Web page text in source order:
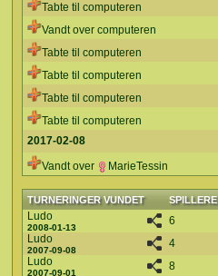
Tabte til computeren
Vandt over computeren
Tabte til computeren
Tabte til computeren
Tabte til computeren
Tabte til computeren
2017-02-08
Vandt over
MarieTessin
TURNERINGER VUNDET SPILLERE
Ludo
2008-01-13
6
Ludo
2007-09-08
4
Ludo
2007-09-01
8